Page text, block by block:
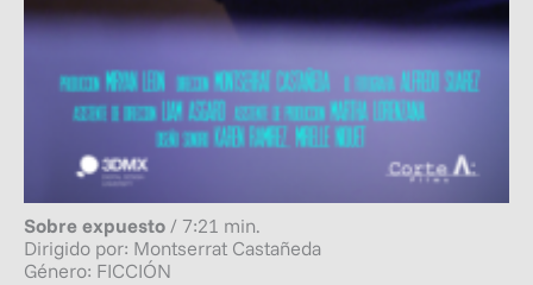
Sobre expuesto / 7:21 min.
Dirigido por: Montserrat Castañeda
Género: FICCIÓN